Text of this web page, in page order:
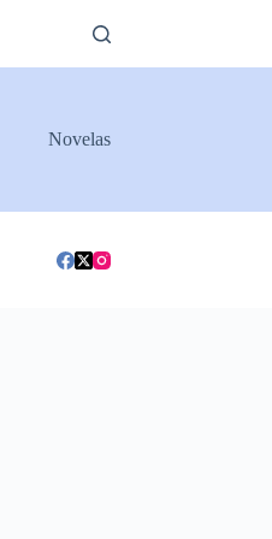
Novelas